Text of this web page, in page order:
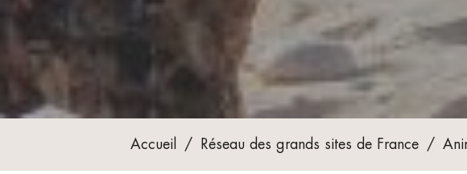
Accueil / Réseau des grands sites de France /